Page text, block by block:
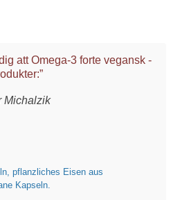
att Omega-3 forte vegansk -
Michalzik